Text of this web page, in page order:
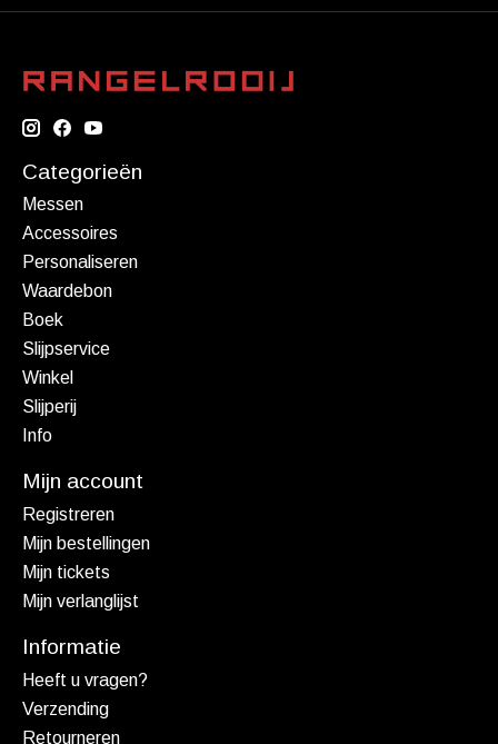
Categorieën
Messen
Accessoires
Personaliseren
Waardebon
Boek
Slijpservice
Winkel
Slijperij
Info
Mijn account
Registreren
Mijn bestellingen
Mijn tickets
Mijn verlanglijst
Informatie
Heeft u vragen?
Verzending
Retourneren